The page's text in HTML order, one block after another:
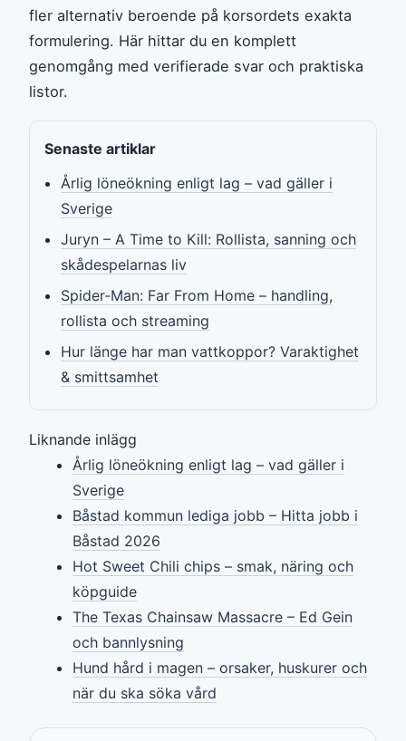
fler alternativ beroende på korsordets exakta
formulering. Här hittar du en komplett
genomgång med verifierade svar och praktiska
listor.
Senaste artiklar
Årlig löneökning enligt lag – vad gäller i
Sverige
Juryn – A Time to Kill: Rollista, sanning och
skådespelarnas liv
Spider-Man: Far From Home – handling,
rollista och streaming
Hur länge har man vattkoppor? Varaktighet
& smittsamhet
Liknande inlägg
Årlig löneökning enligt lag – vad gäller i
Sverige
Båstad kommun lediga jobb – Hitta jobb i
Båstad 2026
Hot Sweet Chili chips – smak, näring och
köpguide
The Texas Chainsaw Massacre – Ed Gein
och bannlysning
Hund hård i magen – orsaker, huskurer och
när du ska söka vård